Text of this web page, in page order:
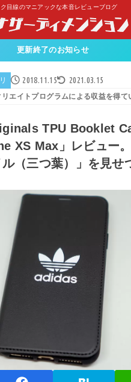
目線のマニアックな本音レビューブログ
更新終了のお知らせ
2018.11.15 2021.03.15
エイトプログラムによる収益を得て
TPU Booklet
XS Max」レビュー
ル（三つ葉）」を見せ